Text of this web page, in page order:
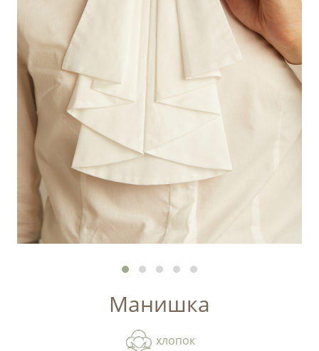
Манишка
хлопок